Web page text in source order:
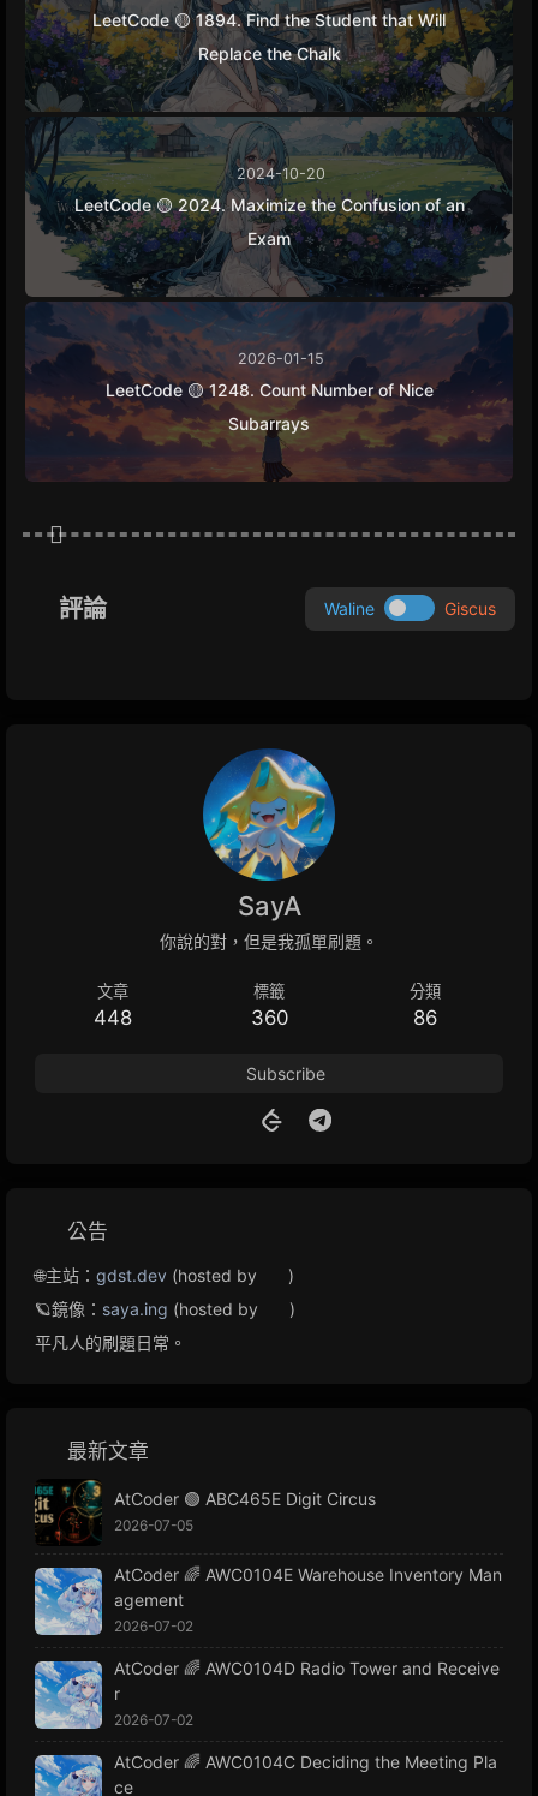
LeetCode 🟡 1894. Find the Student that Will
Replace the Chalk
2024-10-20
LeetCode 🟡 2024. Maximize the Confusion of an
Exam
2026-01-15
LeetCode 🟡 1248. Count Number of Nice
Subarrays
評論 Waline Giscus
SayA
你說的對，但是我孤單刷題。
文章
448
標籤
360
分類
86
Subscribe
公告
🌐主站： gdst.dev (hosted by
)
🪐鏡像： saya.ing (hosted by
)
平凡人的刷題日常。
最新文章
AtCoder 🟢 ABC465E Digit Circus
2026-07-05
AtCoder 🌈 AWC0104E Warehouse Inventory Man
agement
2026-07-02
AtCoder 🌈 AWC0104D Radio Tower and Receive
r
2026-07-02
AtCoder 🌈 AWC0104C Deciding the Meeting Pla
ce